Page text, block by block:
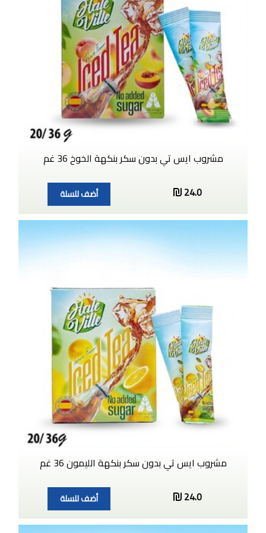
مشروب ايس تي بدون سكر بنكهة الخوخ 36 غم
24.0
أضف للسلة
مشروب ايس تي بدون سكر بنكهة الليمون 36 غم
24.0
أضف للسلة